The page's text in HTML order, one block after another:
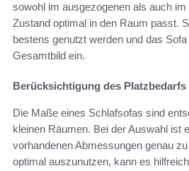
sowohl im ausgezogenen als auch
Zustand optimal in den Raum passt.
bestens genutzt werden und das
Gesamtbild ein.
Berücksichtigung des Platzbedarfs
Die Maße eines Schlafsofas sind
kleinen Räumen. Bei der Auswahl ist
vorhandenen Abmessungen genau
optimal auszunutzen, kann es